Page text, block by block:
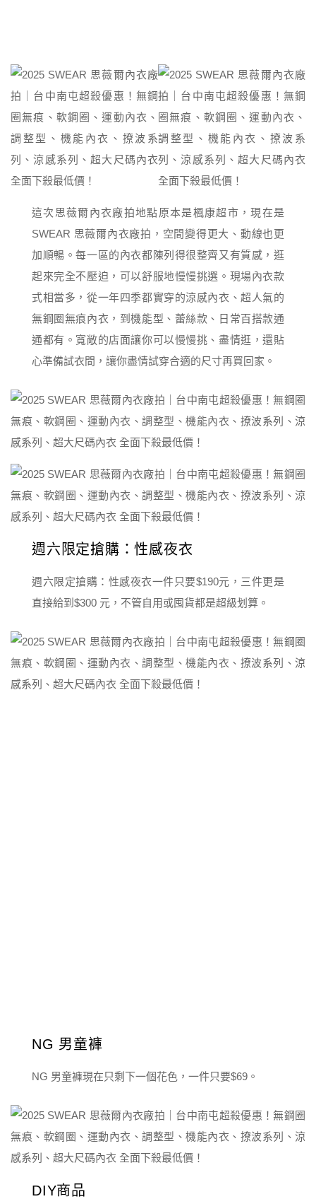
這次思薇爾內衣廠拍地點原本是楓康超市，現在是
SWEAR 思薇爾內衣廠拍，空間變得更大、動線也更
加順暢。每一區的內衣都陳列得很整齊又有質感，逛
起來完全不壓迫，可以舒服地慢慢挑選。現場內衣款
式相當多，從一年四季都實穿的涼感內衣、超人氣的
無鋼圈無痕內衣，到機能型、蕾絲款、日常百搭款通
通都有。寬敞的店面讓你可以慢慢挑、盡情逛，還貼
心準備試衣間，讓你盡情試穿合適的尺寸再買回家。
週六限定搶購：性感夜衣
週六限定搶購：性感夜衣一件只要$190元，三件更是
直接給到$300 元，不管自用或囤貨都是超級划算。
NG 男童褲
NG 男童褲現在只剩下一個花色，一件只要$69。
DIY商品